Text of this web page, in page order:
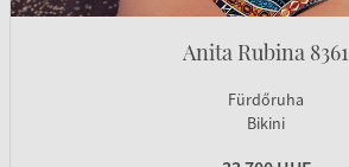
Anita Rubina 8361
Fürdőruha
Bikini